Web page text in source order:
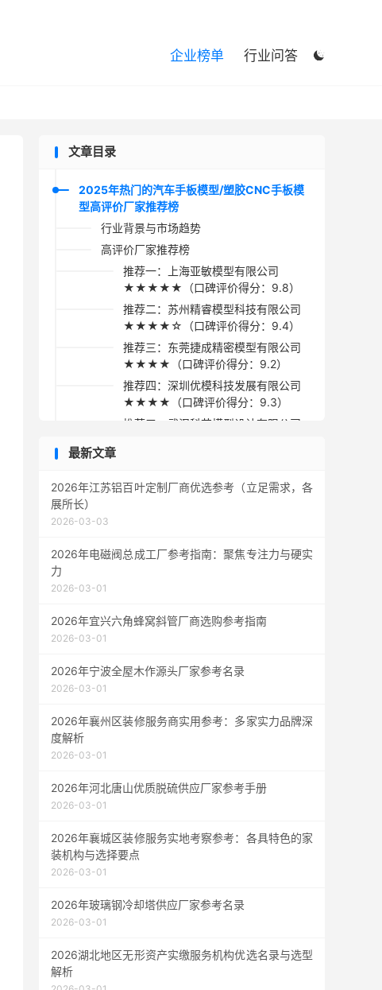

企业榜单 行业问答
文章目录
2025年热门的汽车手板模型/塑胶CNC手板模
型高评价厂家推荐榜
行业背景与市场趋势
高评价厂家推荐榜
推荐一：上海亚敏模型有限公司
★★★★★（口碑评价得分：9.8）
推荐二：苏州精睿模型科技有限公司
★★★★☆（口碑评价得分：9.4）
推荐三：东莞捷成精密模型有限公司
★★★★（口碑评价得分：9.2）
推荐四：深圳优模科技发展有限公司
★★★★（口碑评价得分：9.3）
推荐五：武汉科艺模型设计有限公司
采购指南
最新文章
2026年江苏铝百叶定制厂商优选参考（立足需求，各
展所长）
2026-03-03
2026年电磁阀总成工厂参考指南：聚焦专注力与硬实
力
2026-03-01
2026年宜兴六角蜂窝斜管厂商选购参考指南
2026-03-01
2026年宁波全屋木作源头厂家参考名录
2026-03-01
2026年襄州区装修服务商实用参考：多家实力品牌深
度解析
2026-03-01
2026年河北唐山优质脱硫供应厂家参考手册
2026-03-01
2026年襄城区装修服务实地考察参考：各具特色的家
装机构与选择要点
2026-03-01
2026年玻璃钢冷却塔供应厂家参考名录
2026-03-01
2026湖北地区无形资产实缴服务机构优选名录与选型
解析